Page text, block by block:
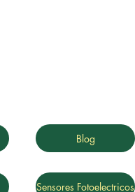
Blog
Sensores Fotoelectricos